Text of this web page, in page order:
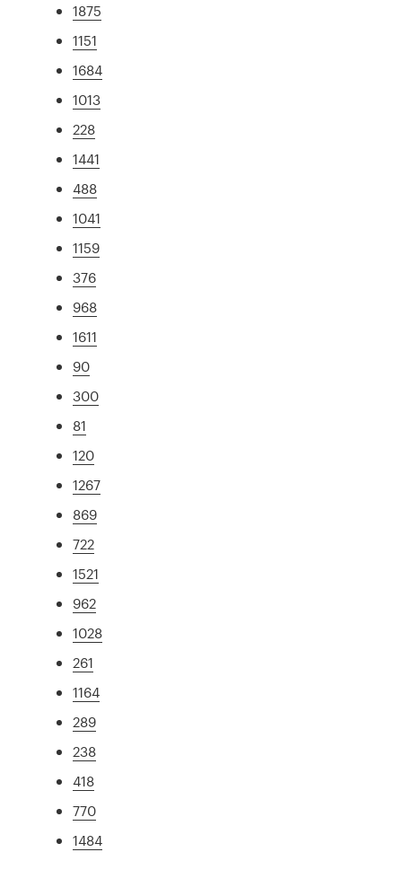
1875
1151
1684
1013
228
1441
488
1041
1159
376
968
1611
90
300
81
120
1267
869
722
1521
962
1028
261
1164
289
238
418
770
1484